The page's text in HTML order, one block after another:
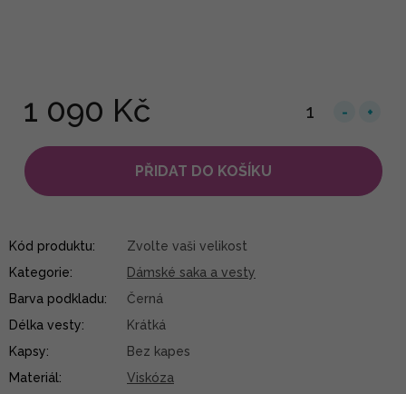
1 090 Kč
PŘIDAT DO KOŠÍKU
Kód produktu:
Zvolte vaši velikost
Kategorie:
Dámské saka a vesty
Barva podkladu:
Černá
Délka vesty:
Krátká
Kapsy:
Bez kapes
Materiál:
Viskóza